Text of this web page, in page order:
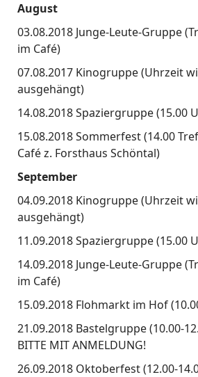
August
03.08.2018 Junge-Leute-Gruppe
im Café)
07.08.2017 Kinogruppe (Uhrzeit
ausgehängt)
14.08.2018 Spaziergruppe (15.00
15.08.2018 Sommerfest (14.00
Café z. Forsthaus Schöntal)
September
04.09.2018 Kinogruppe (Uhrzeit
ausgehängt)
11.09.2018 Spaziergruppe (15.00
14.09.2018 Junge-Leute-Gruppe
im Café)
15.09.2018 Flohmarkt im Hof
21.09.2018 Bastelgruppe (10.00-
BITTE MIT ANMELDUNG!
26.09.2018 Oktoberfest (12.00-